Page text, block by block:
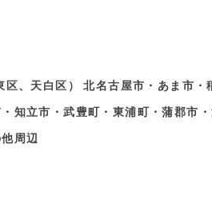
、天白区） 北名古屋市・あま市・
知立市・武豊町・東浦町・蒲郡市・
周辺